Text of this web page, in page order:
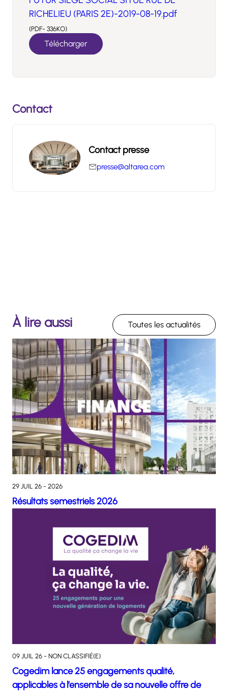
RICHELIEU (PARIS 2E)-2019-08-19.pdf
(PDF- 336KO)
Télécharger
Contact
Contact presse
presse@altarea.com
À lire aussi Toutes les actualités
29 JUIL 26 - 2026
Résultats semestriels 2026
09 JUIL 26 - NON CLASSIFIÉ(E)
Cogedim lance 25 engagements qualité,
applicables à l’ensemble de sa nouvelle offre de